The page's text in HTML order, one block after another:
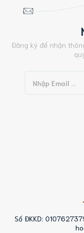
Đăng ký để nhận
Số ĐKKD: